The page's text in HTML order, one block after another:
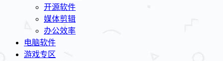
开源软件
媒体剪辑
办公效率
电脑软件
游戏专区